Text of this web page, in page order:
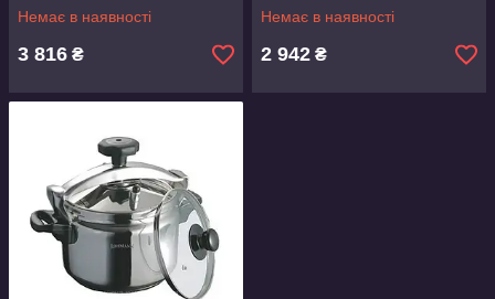
Немає в наявності
3 816 ₴
Немає в наявності
2 942 ₴